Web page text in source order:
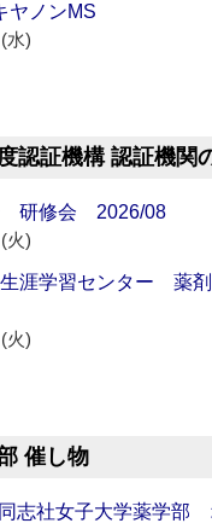
ヤノンMS
水)
認証機構 認証機関
研修会 2026/08
火)
涯学習センター 薬
火)
催し物
同志社女子大学薬学部